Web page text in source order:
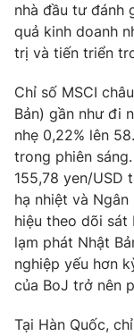
nhà đầu tư đánh
quả kinh doanh
trị và tiến triển
Chỉ số MSCI
Bản) gần như đi
nhẹ 0,22% lên
trong phiên
155,78 yen/USD
hạ nhiệt và
hiệu theo dõi
lạm phát Nhật
nghiệp yếu hơn
của BoJ trở nên
Tại Hàn Quốc,